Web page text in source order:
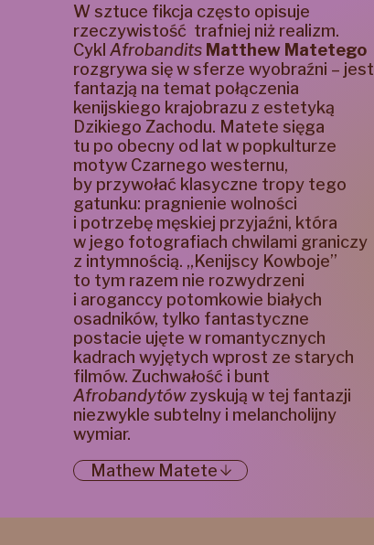
W sztuce fikcja często opisuje
rzeczywistość trafniej niż realizm.
Cykl Afrobandits Matthew Matetego
rozgrywa się w sferze wyobraźni – jest
fantazją na temat połączenia
kenijskiego krajobrazu z estetyką
Dzikiego Zachodu. Matete sięga
tu po obecny od lat w popkulturze
motyw Czarnego westernu,
by przywołać klasyczne tropy tego
gatunku: pragnienie wolności
i potrzebę męskiej przyjaźni, która
w jego fotografiach chwilami graniczy
z intymnością. „Kenijscy Kowboje”
to tym razem nie rozwydrzeni
i aroganccy potomkowie białych
osadników, tylko fantastyczne
postacie ujęte w romantycznych
kadrach wyjętych wprost ze starych
filmów. Zuchwałość i bunt
Afrobandytówzyskują w tej fantazji
niezwykle subtelny i melancholijny
wymiar.
Mathew Matete